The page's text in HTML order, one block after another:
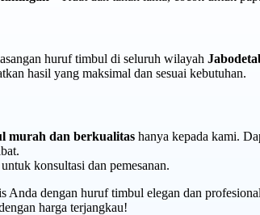
huruf timbul di seluruh wilayah
hasil yang maksimal dan sesuai kebutuhan.
murah dan berkualitas hanya kepada kami.
untuk konsultasi dan pemesanan.
Anda dengan huruf timbul elegan dan
harga terjangkau!